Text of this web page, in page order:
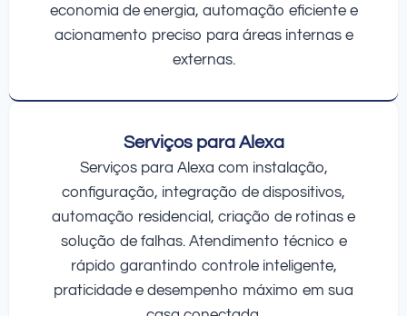
economia de energia, automação eficiente e
acionamento preciso para áreas internas e
externas.
Serviços para Alexa
Serviços para Alexa com instalação,
configuração, integração de dispositivos,
automação residencial, criação de rotinas e
solução de falhas. Atendimento técnico e
rápido garantindo controle inteligente,
praticidade e desempenho máximo em sua